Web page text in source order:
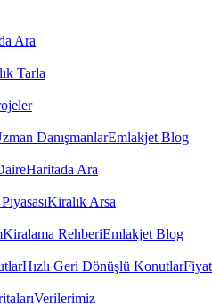
Ara
Tarla
DanışmanlarEmlakjet Blog
Haritada Ara
Kiralık Arsa
Kiralama RehberiEmlakjet Blog
Hızlı Geri Dönüşlü Konutlar
Verilerimiz